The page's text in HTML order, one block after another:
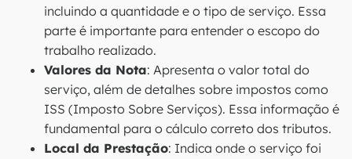
incluindo a quantidade e o tipo de serviço. Essa
parte é importante para entender o escopo do
trabalho realizado.
Valores da Nota: Apresenta o valor total do
serviço, além de detalhes sobre impostos como
ISS (Imposto Sobre Serviços). Essa informação é
fundamental para o cálculo correto dos tributos.
Local da Prestação: Indica onde o serviço foi